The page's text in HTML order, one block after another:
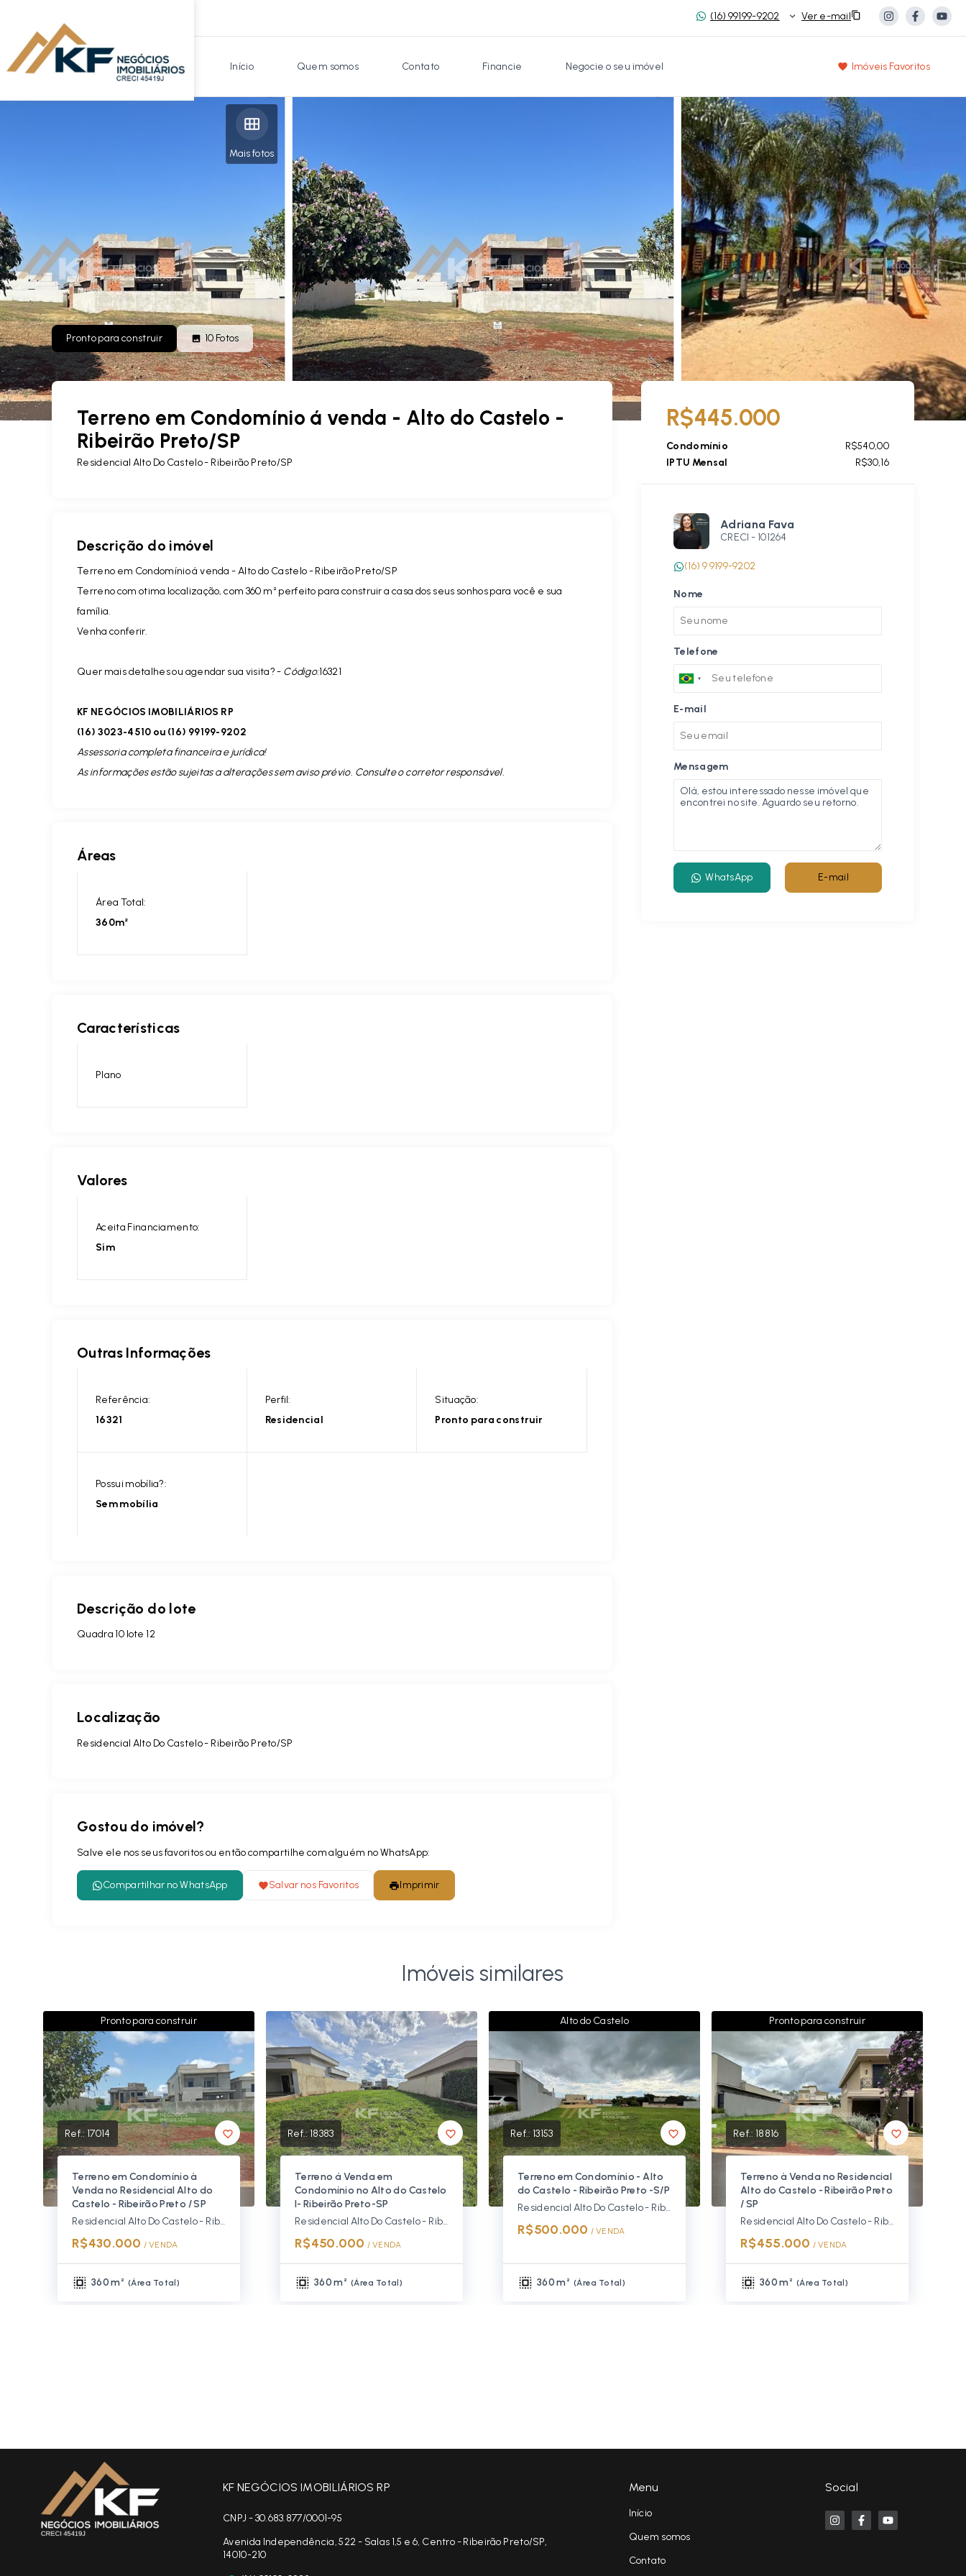
(16) 99199-9202 Ver e-mail
Início Quem somos Contato Financie Negocie o seu imóvel Imóveis Favoritos
Mais fotos
Pronto para construir 10 Fotos
Terreno em Condomínio á venda - Alto do Castelo -
Ribeirão Preto/SP
Residencial Alto Do Castelo - Ribeirão Preto/SP
Descrição do imóvel
Terreno em Condomínio á venda - Alto do Castelo - Ribeirão Preto/SP
Terreno com otima localização, com 360 m² perfeito para construir a casa dos seus sonhos para você e sua
família.
Venha conferir.
Quer mais detalhes ou agendar sua visita? - Código:16321
KF NEGÓCIOS IMOBILIÁRIOS RP
(16) 3023-4510 ou (16) 99199-9202
Assessoria completa financeira e jurídica!
As informações estão sujeitas a alterações sem aviso prévio. Consulte o corretor responsável.
Áreas
Área Total:
360m²
Características
Plano
Valores
Aceita Financiamento:
Sim
Outras Informações
Referência:
16321
Perfil:
Residencial
Situação:
Pronto para construir
Possui mobília?:
Sem mobília
Descrição do lote
Quadra 10 lote 12
Localização
Residencial Alto Do Castelo - Ribeirão Preto/SP
Gostou do imóvel?
Salve ele nos seus favoritos ou então compartilhe com alguém no WhatsApp:
Compartilhar no WhatsApp Salvar nos Favoritos Imprimir
R$445.000
Condomínio
R$540,00
IPTU Mensal
R$30,16
Adriana Fava
CRECI - 101264
(16) 9 9199-9202
Nome
Telefone
E-mail
Mensagem
WhatsApp E-mail
Imóveis similares
Pronto para construir
Ref.: 17014
Terreno em Condomínio à
Venda no Residencial Alto do
Castelo - Ribeirão Preto / SP
Residencial Alto Do Castelo - Ribeirão Preto/SP, Zona Sul
R$430.000 / VENDA
360 m² (Área Total )
Ref.: 18383
Terreno á Venda em
Condomínio no Alto do Castelo
I- Ribeirão Preto-SP
Residencial Alto Do Castelo - Ribeirão Preto/SP
R$450.000 / VENDA
360 m² (Área Total )
Alto do Castelo
Ref.: 13153
Terreno em Condomínio - Alto
do Castelo - Ribeirão Preto -S/P
Residencial Alto Do Castelo - Ribeirão Preto/SP
R$500.000 / VENDA
360 m² (Área Total )
Pronto para construir
Ref.: 18816
Terreno à Venda no Residencial
Alto do Castelo - Ribeirão Preto
/ SP
Residencial Alto Do Castelo - Ribeirão Preto/SP
R$455.000 / VENDA
360 m² (Área Total )
KF NEGÓCIOS IMOBILIÁRIOS RP
CNPJ - 30.683.877/0001-95
Avenida Independência, 522 - Salas 1,5 e 6, Centro - Ribeirão Preto/SP,
14010-210
Menu
Início
Quem somos
Contato
Social